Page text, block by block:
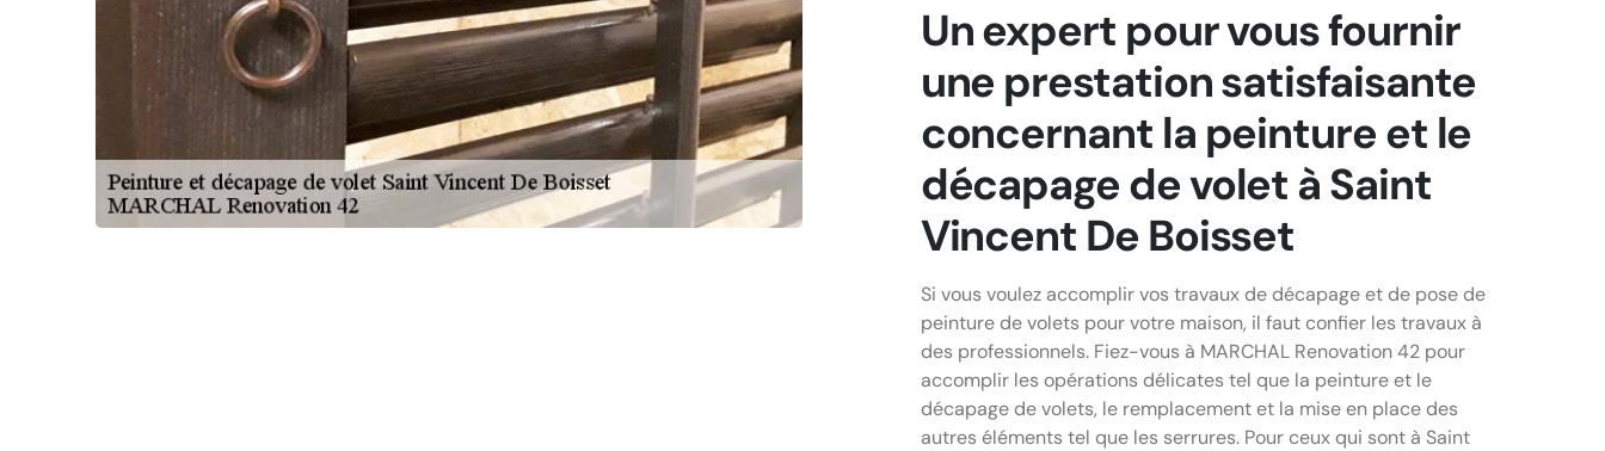
Un expert pour vous fournir
une prestation satisfaisante
concernant la peinture et le
décapage de volet à Saint
Vincent De Boisset
Si vous voulez accomplir vos travaux de décapage et de pose de
peinture de volets pour votre maison, il faut confier les travaux à
des professionnels. Fiez-vous à MARCHAL Renovation 42 pour
accomplir les opérations délicates tel que la peinture et le
décapage de volets, le remplacement et la mise en place des
autres éléments tel que les serrures. Pour ceux qui sont à Saint